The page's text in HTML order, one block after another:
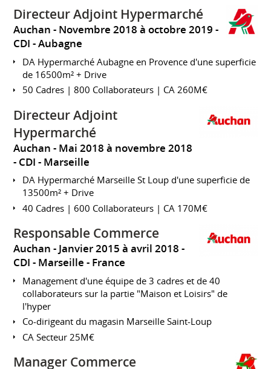
Directeur Adjoint Hypermarché
Auchan
Novembre 2018 à octobre 2019
CDI
Aubagne
DA Hypermarché Aubagne en Provence d'une superficie
de 16500m² + Drive
50 Cadres | 800 Collaborateurs | CA 260M€
Directeur Adjoint
Hypermarché
Auchan
Mai 2018 à novembre 2018
CDI
Marseille
DA Hypermarché Marseille St Loup d'une superficie de
13500m² + Drive
40 Cadres | 600 Collaborateurs | CA 170M€
Responsable Commerce
Auchan
Janvier 2015 à avril 2018
CDI
Marseille France
Management d'une équipe de 3 cadres et de 40
collaborateurs sur la partie "Maison et Loisirs" de
l'hyper
Co-dirigeant du magasin Marseille Saint-Loup
CA Secteur 25M€
Manager Commerce